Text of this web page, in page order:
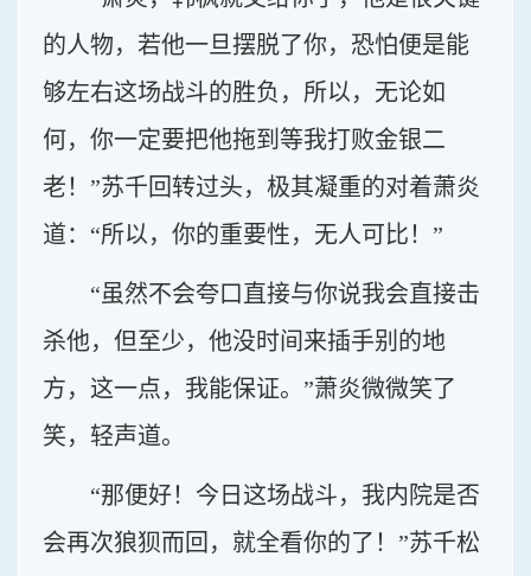
的人物，若他一旦摆脱了你，恐怕便是能
够左右这场战斗的胜负，所以，无论如
何，你一定要把他拖到等我打败金银二
老！”苏千回转过头，极其凝重的对着萧炎
道：“所以，你的重要性，无人可比！”
“虽然不会夸口直接与你说我会直接击
杀他，但至少，他没时间来插手别的地
方，这一点，我能保证。”萧炎微微笑了
笑，轻声道。
“那便好！今日这场战斗，我内院是否
会再次狼狈而回，就全看你的了！”苏千松